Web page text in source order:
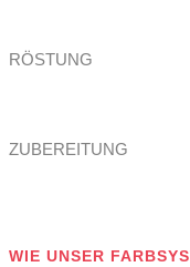
RÖSTUNG
ZUBEREITUNG
WIE UNSER